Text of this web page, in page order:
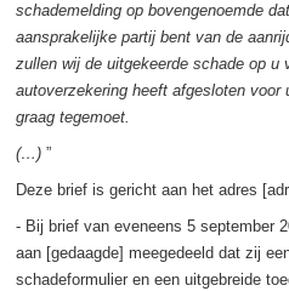
schademelding op bovengenoemde
aansprakelijke partij bent van de
zullen wij de uitgekeerde schade op u
autoverzekering heeft afgesloten voor
graag tegemoet.
(…)”
Deze brief is gericht aan het adres
- Bij brief van eveneens 5 september
aan [gedaagde] meegedeeld dat zij
schadeformulier en een uitgebreide